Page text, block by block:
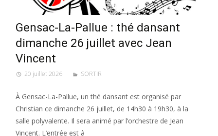
Gensac-La-Pallue : thé dansant
dimanche 26 juillet avec Jean
Vincent
20 juillet 2026 SORTIR
À Gensac-La-Pallue, un thé dansant est organisé par
Christian ce dimanche 26 juillet, de 14h30 à 19h30, à la
salle polyvalente. Il sera animé par l’orchestre de Jean
Vincent. L’entrée est à